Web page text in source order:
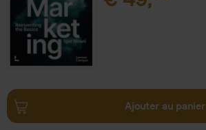
Ajouter au panier